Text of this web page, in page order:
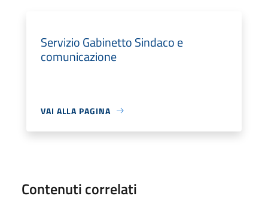
Servizio Gabinetto Sindaco e
comunicazione
VAI ALLA PAGINA
Contenuti correlati